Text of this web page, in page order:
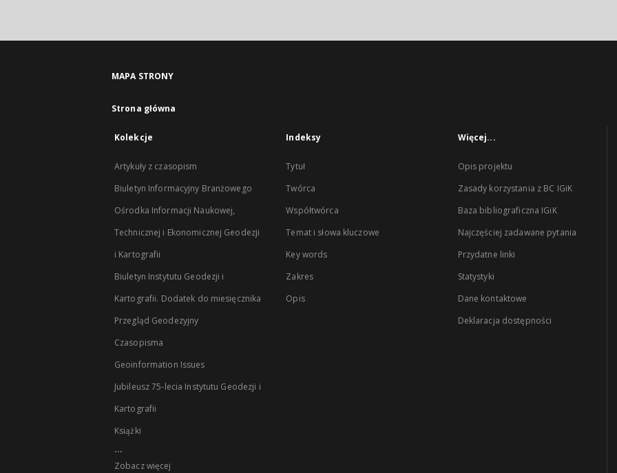
MAPA STRONY
Strona główna
Kolekcje
Artykuły z czasopism
Biuletyn Informacyjny Branżowego
Ośrodka Informacji Naukowej,
Technicznej i Ekonomicznej Geodezji
i Kartografii
Biuletyn Instytutu Geodezji i
Kartografii. Dodatek do miesięcznika
Przegląd Geodezyjny
Czasopisma
Geoinformation Issues
Jubileusz 75-lecia Instytutu Geodezji i
Kartografii
Książki
...
Zobacz więcej
Indeksy
Tytuł
Twórca
Współtwórca
Temat i słowa kluczowe
Key words
Zakres
Opis
Więcej...
Opis projektu
Zasady korzystania z BC IGiK
Baza bibliograficzna IGiK
Najczęściej zadawane pytania
Przydatne linki
Statystyki
Dane kontaktowe
Deklaracja dostępności